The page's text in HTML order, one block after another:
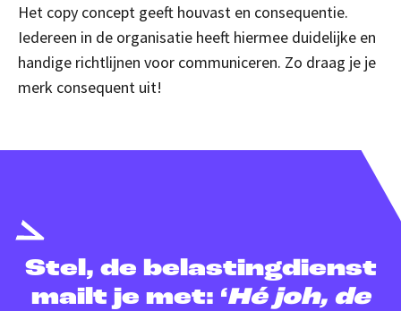
Het copy concept geeft houvast en consequentie.
Iedereen in de organisatie heeft hiermee duidelijke en
handige richtlijnen voor communiceren. Zo draag je je
merk consequent uit!
Stel, de belastingdienst
mailt je met: ‘Hé joh, de